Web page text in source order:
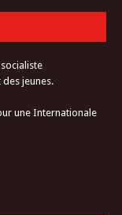
jeunes.
une Internationale